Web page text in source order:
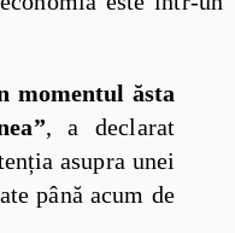
momentul ăsta
, a declarat
asupra unei
până acum de